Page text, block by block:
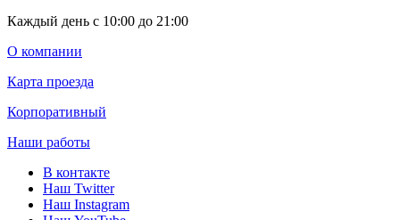
Каждый день с 10:00 до 21:00
О компании
Карта проезда
Корпоративный
Наши работы
В контакте
Наш Twitter
Наш Instagram